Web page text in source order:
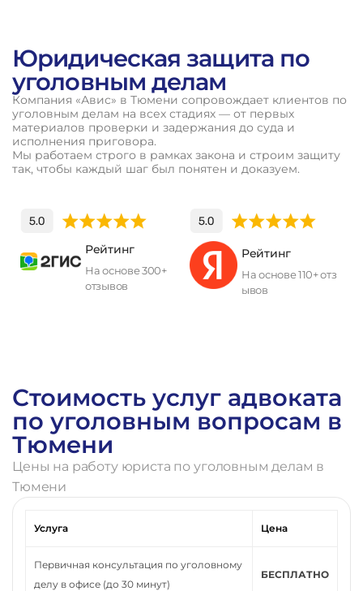
Юридическая защита по
уголовным делам
Компания «Авис» в Тюмени сопровождает клиентов по
уголовным делам на всех стадиях — от первых
материалов проверки и задержания до суда и
исполнения приговора.
Мы работаем строго в рамках закона и строим защиту
так, чтобы каждый шаг был понятен и доказуем.
Рейтинг
На основе 300+
отзывов
Рейтинг
На основе 110+ отз
ывов
Стоимость услуг адвоката
по уголовным вопросам в
Тюмени
Цены на работу юриста по уголовным делам в
Тюмени
Услуга Цена
Первичная консультация по уголовному
делу в офисе (до 30 минут)
БЕСПЛАТНО